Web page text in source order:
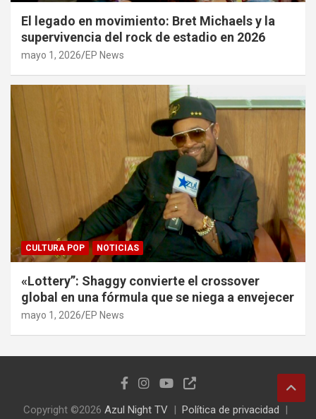
El legado en movimiento: Bret Michaels y la
supervivencia del rock de estadio en 2026
mayo 1, 2026 EP News
CULTURA POP NOTICIAS
«Lottery”: Shaggy convierte el crossover
global en una fórmula que se niega a envejecer
mayo 1, 2026 EP News
Copyright ©2026 Azul Night TV Política de privacidad